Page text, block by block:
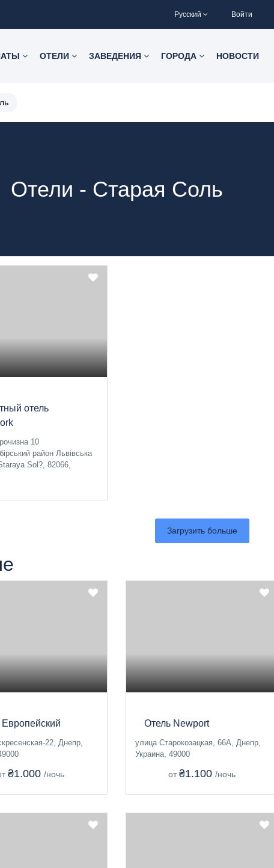
Русский Войти
ОТЕЛИ ЗАВЕДЕНИЯ ГОРОДА НОВОСТИ
Отели - Старая Соль
отель
10
район Львівська
Sol?, 82066,
Загрузить больше
22, Днепр,
₴1.000/ночь
Отель Newport
улица Старокозацкая, 66А, Днепр,
Украина, 49000
от ₴1.100/ночь